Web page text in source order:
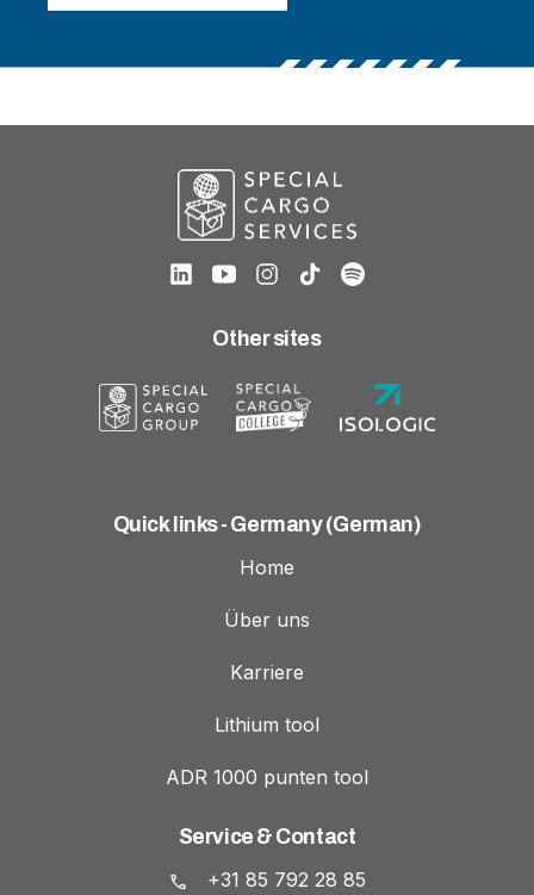
Other sites
Quick links - Germany (German)
Home
Über uns
Karriere
Lithium tool
ADR 1000 punten tool
Service & Contact
+31 85 792 28 85